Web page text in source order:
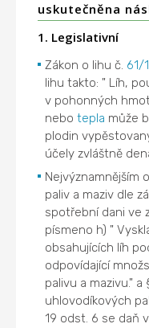
uskutečněna
1. Legislativní
Zákon o lihu č. 61/
lihu takto: " Líh,
v pohonných
nebotepla může
plodin
účely zvláštně
Nejvýznamnějším
paliv a maziv dle
spotřební dani ve
písmeno h) "
obsahujících líh
odpovídající
palivu a mazivu."
uhlovodíkových
19 odst. 6 se daň